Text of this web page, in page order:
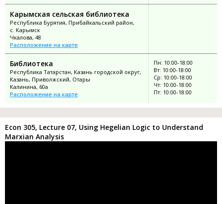
Карымская сельская библиотека
Республика Бурятия, Прибайкальский район,
с. Карымск
Чкалова, 48
Расположение на карте
Библиотека
Республика Татарстан, Казань городской округ,
Казань, Приволжский, Отары
Калинина, 60а
Расположение на карте
Пн: 10:00-18:00
Вт: 10:00-18:00
Ср: 10:00-18:00
Чт: 10:00-18:00
Пт: 10:00-18:00
Econ 305, Lecture 07, Using Hegelian Logic to Understand
Marxian Analysis